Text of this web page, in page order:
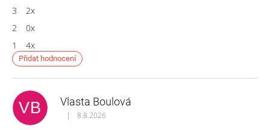
3
2x
2
0x
1
4x
Přidat hodnocení
p
i VB Vlasta Boulová
Hodnocení obchodu je 5 z 5 hvězdiček.
| 8.8.2026